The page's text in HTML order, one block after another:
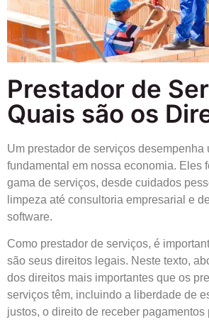
Prestador de
Quais são os
Um prestador de serviços desempenha
fundamental em nossa economia. Eles
gama de serviços, desde cuidados
limpeza até consultoria empresarial e
software.
Como prestador de serviços, é
são seus direitos legais. Neste texto,
dos direitos mais importantes que os
serviços têm, incluindo a liberdade de
justos, o direito de receber